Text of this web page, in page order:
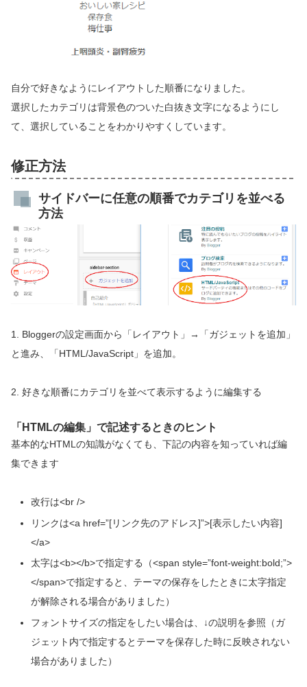
自分で好きなようにレイアウトした順番になりました。
選択したカテゴリは背景色のついた白抜き文字になるようにし
て、選択していることをわかりやすくしています。
修正方法
サイドバーに任意の順番でカテゴリを並べる
方法
1. Bloggerの設定画面から「レイアウト」→「ガジェットを追加」
と進み、「HTML/JavaScript」を追加。
2. 好きな順番にカテゴリを並べて表示するように編集する
「HTMLの編集」で記述するときのヒント
基本的なHTMLの知識がなくても、下記の内容を知っていれば編
集できます
改行は<br />
リンクは<a href=”[リンク先のアドレス]”>[表示したい内容]
</a>
太字は<b></b>で指定する（<span style=”font-weight:bold;”>
</span>で指定すると、テーマの保存をしたときに太字指定
が解除される場合がありました）
フォントサイズの指定をしたい場合は、↓の説明を参照（ガ
ジェット内で指定するとテーマを保存した時に反映されない
場合がありました）